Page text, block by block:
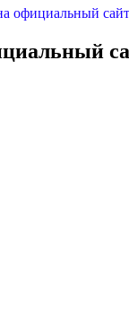
официальный